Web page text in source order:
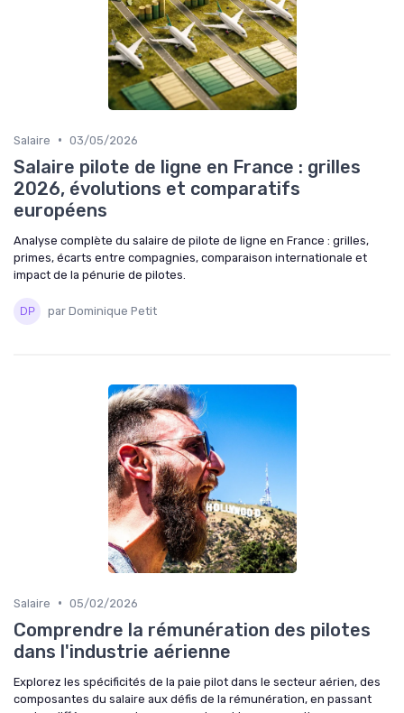
Salaire • 03/05/2026
Salaire pilote de ligne en France : grilles
2026, évolutions et comparatifs
européens
Analyse complète du salaire de pilote de ligne en France : grilles,
primes, écarts entre compagnies, comparaison internationale et
impact de la pénurie de pilotes.
par Dominique Petit
Salaire • 05/02/2026
Comprendre la rémunération des pilotes
dans l'industrie aérienne
Explorez les spécificités de la paie pilot dans le secteur aérien, des
composantes du salaire aux défis de la rémunération, en passant